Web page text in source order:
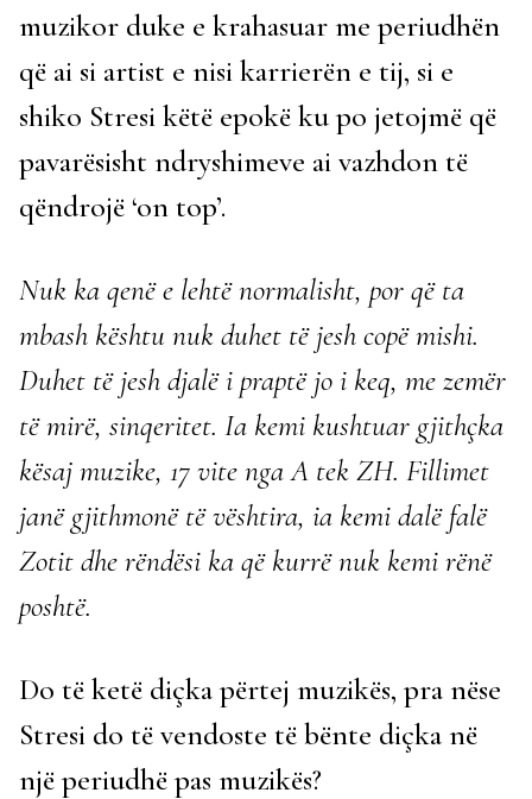
muzikor duke e krahasuar me periudhën
që ai si artist e nisi karrierën e tij, si e
shiko Stresi këtë epokë ku po jetojmë që
pavarësisht ndryshimeve ai vazhdon të
qëndrojë ‘on top’.
Nuk ka qenë e lehtë normalisht, por që ta
mbash kështu nuk duhet të jesh copë mishi.
Duhet të jesh djalë i praptë jo i keq, me zemër
të mirë, sinqeritet. Ia kemi kushtuar gjithçka
kësaj muzike, 17 vite nga A tek ZH. Fillimet
janë gjithmonë të vështira, ia kemi dalë falë
Zotit dhe rëndësi ka që kurrë nuk kemi rënë
poshtë.
Do të ketë diçka përtej muzikës, pra nëse
Stresi do të vendoste të bënte diçka në
një periudhë pas muzikës?